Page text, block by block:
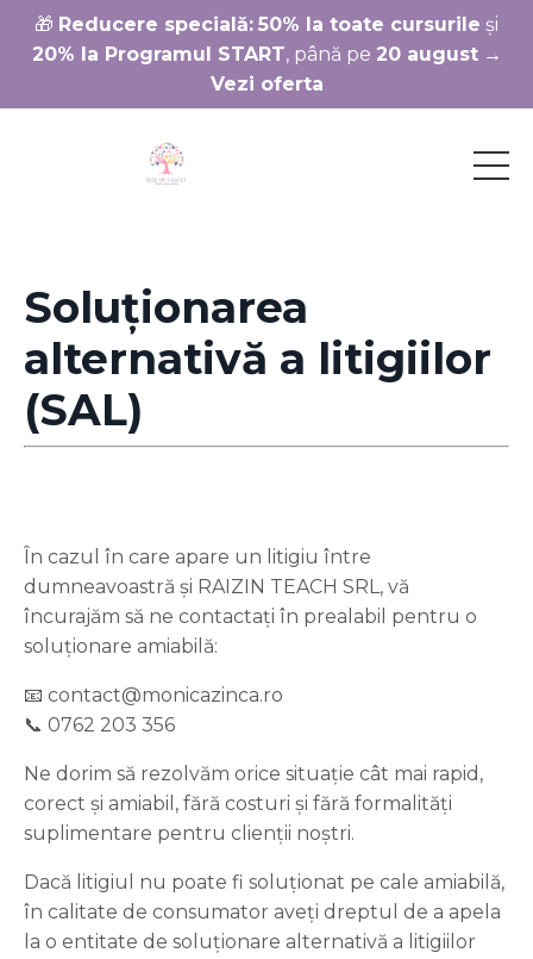
🎁 Reducere specială: 50% la toate cursurile și
20% la Programul START, până pe 20 august→
Vezi oferta
Soluționarea
alternativă a litigiilor
(SAL)
În cazul în care apare un litigiu între
dumneavoastră și RAIZIN TEACH SRL, vă
încurajăm să ne contactați în prealabil pentru o
soluționare amiabilă:
📧 contact@monicazinca.ro
📞 0762 203 356
Ne dorim să rezolvăm orice situație cât mai rapid,
corect și amiabil, fără costuri și fără formalități
suplimentare pentru clienții noștri.
Dacă litigiul nu poate fi soluționat pe cale amiabilă,
în calitate de consumator aveți dreptul de a apela
la o entitate de soluționare alternativă a litigiilor